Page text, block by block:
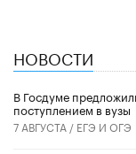
НОВОСТИ
В Госдуме
поступлением в вузы
7 АВГУСТА / ЕГЭ И ОГЭ